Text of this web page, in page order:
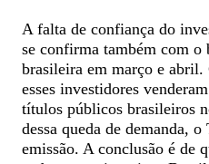
A falta de confiança do
se confirma também com
brasileira em março e abril.
esses investidores
títulos públicos brasileiros
dessa queda de demanda,
emissão. A conclusão é de